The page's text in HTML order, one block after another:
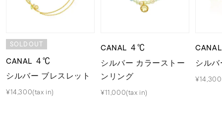
SOLDOUT
CANAL ４℃
シルバー ブレスレット
¥14,300(tax in)
CANAL ４℃
シルバー カラーストー
ンリング
¥11,000(tax in)
シル